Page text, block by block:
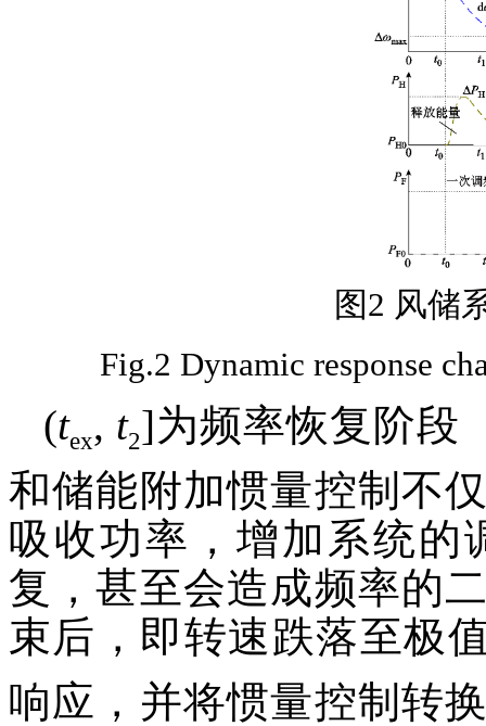
图2 风储
Fig.2 Dynamic response
(tex, t2]为频率恢复阶段
和储能附加惯量控制不
吸收功率，增加系统的
复，甚至会造成频率的
束后，即转速跌落至极
响应，并将惯量控制转